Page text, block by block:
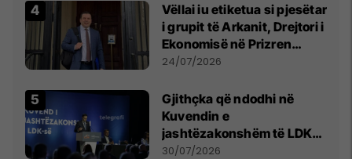
Vëllai iu etiketua si pjesëtar
i grupit të Arkanit, Drejtori i
Ekonomisë në Prizren
mohon pretendimet
24/07/2026
Gjithçka që ndodhi në
Kuvendin e
jashtëzakonshëm të LDK-
së
30/07/2026